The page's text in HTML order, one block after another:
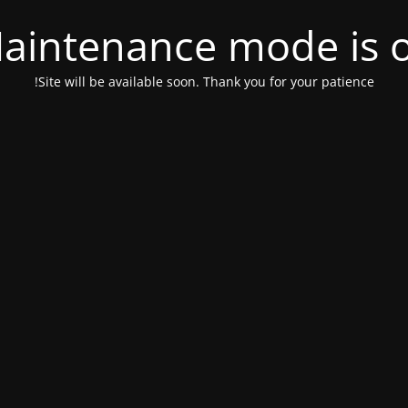
mode is
Site will be available soon. Thank you for your patience!